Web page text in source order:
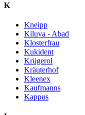
K
Kneipp
Kiluva - Abad
Klosterfrau
Kukident
Krügerol
Kräuterhof
Kleenex
Kaufmanns
Kappus